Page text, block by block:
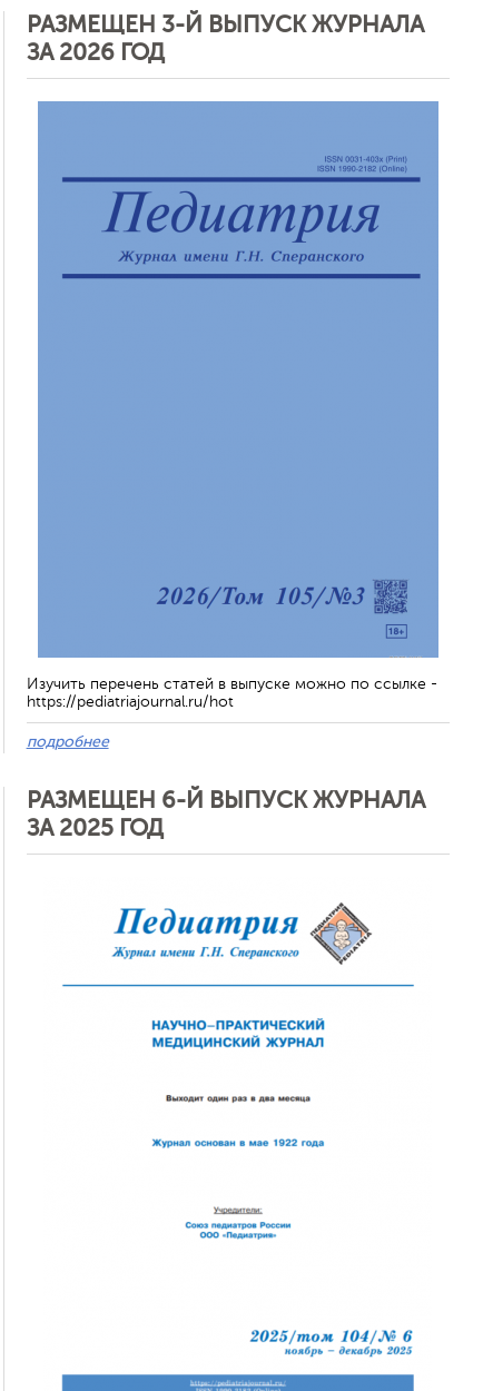
РАЗМЕЩЕН 3-Й ВЫПУСК ЖУРНАЛА
ЗА 2026 ГОД
Изучить перечень статей в выпуске можно по ссылке -
https://pediatriajournal.ru/hot
подробнее
РАЗМЕЩЕН 6-Й ВЫПУСК ЖУРНАЛА
ЗА 2025 ГОД